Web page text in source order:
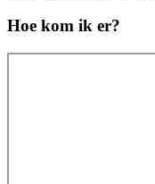
Hoe kom ik er?